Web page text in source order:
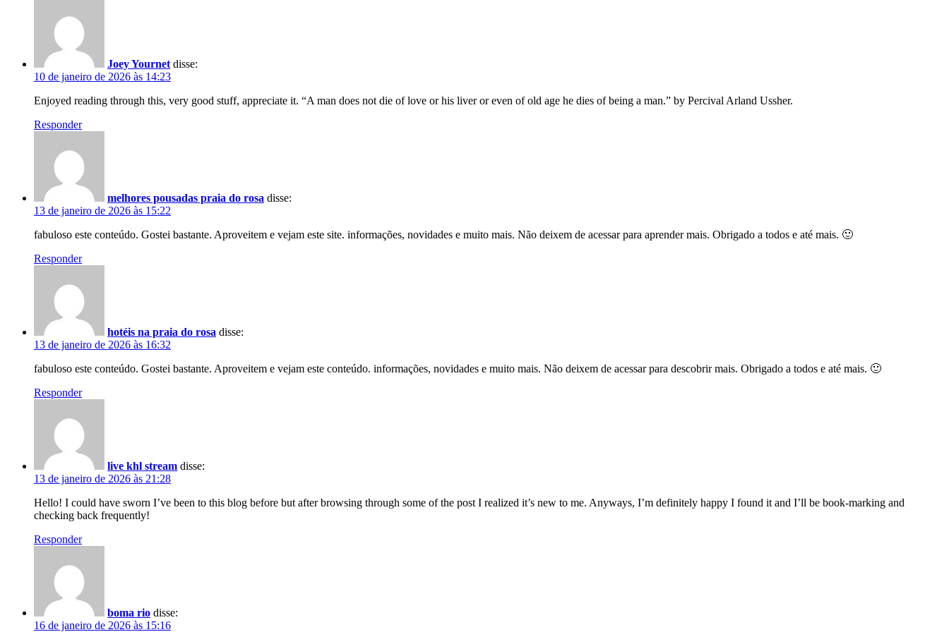
Joey Yournet disse:
10 de janeiro de 2026 às 14:23
Enjoyed reading through this, very good stuff, appreciate it. “A man does not die of love or his liver or even of old age he dies of being a man.” by Percival Arland Ussher.
Responder
melhores pousadas praia do rosa disse:
13 de janeiro de 2026 às 15:22
fabuloso este conteúdo. Gostei bastante. Aproveitem e vejam este site. informações, novidades e muito mais. Não deixem de acessar para aprender mais. Obrigado a todos e até mais. 🙂
Responder
hotéis na praia do rosa disse:
13 de janeiro de 2026 às 16:32
fabuloso este conteúdo. Gostei bastante. Aproveitem e vejam este conteúdo. informações, novidades e muito mais. Não deixem de acessar para descobrir mais. Obrigado a todos e até mais. 🙂
Responder
live khl stream disse:
13 de janeiro de 2026 às 21:28
Hello! I could have sworn I’ve been to this blog before but after browsing through some of the post I realized it’s new to me. Anyways, I’m definitely happy I found it and I’ll be book-marking and
checking back frequently!
Responder
boma rio disse:
16 de janeiro de 2026 às 15:16